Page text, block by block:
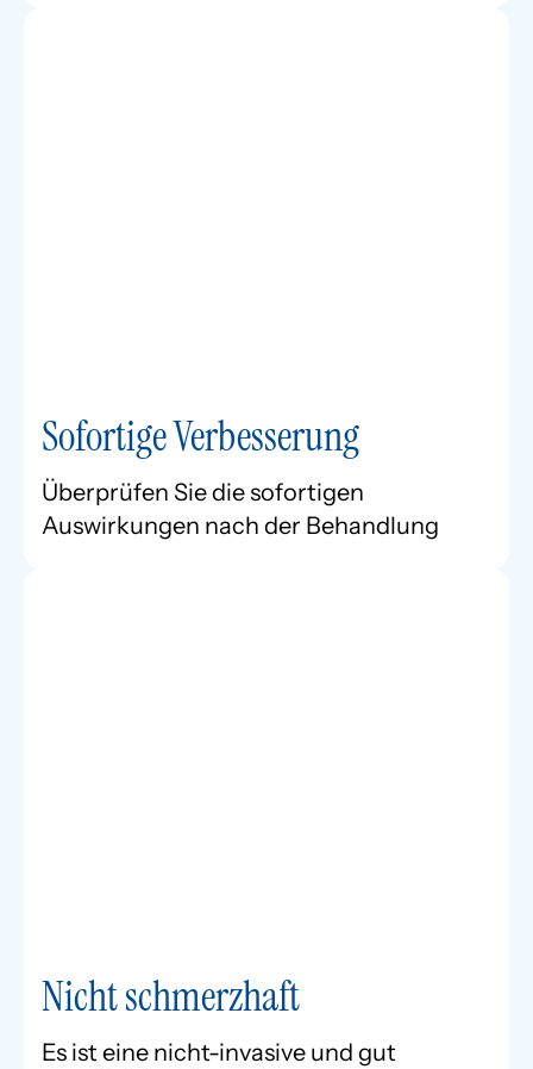
Sofortige Verbesserung
Überprüfen Sie die sofortigen
Auswirkungen nach der Behandlung
Nicht schmerzhaft
Es ist eine nicht-invasive und gut